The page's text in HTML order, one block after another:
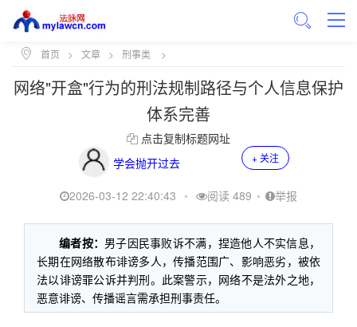
首页 > 文章 > 刑事类 >
网络"开盒"行为的刑法规制路径与个人信息保护
体系完善
点击复制标题网址
学会抛开过去
+ 关注
2026-03-12 22:40:43 • 阅读 489 • 举报
编者按： 男子因民事败诉不满，捏造他人不实信息，
长期在网络散布诽谤多人，传播范围广、影响恶劣，被依
法以诽谤罪公诉并判刑。此案警示，网络不是法外之地，
恶意诽谤、传播谣言需承担刑事责任。